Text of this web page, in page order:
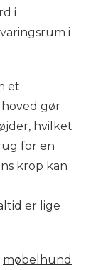
i
i
et
gør
hvilket
for en
krop kan
er lige
møbelhund